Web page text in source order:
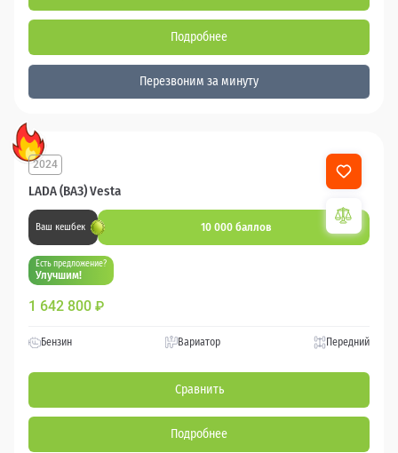
Подробнее
Перезвоним за минуту
LADA (ВАЗ) Vesta
2024
Ваш кешбек 10 000 баллов
Есть предложение?
Улучшим!
1 642 800 ₽
Бензин Вариатор Передний
Сравнить
Подробнее